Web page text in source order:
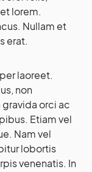
lorem.
Nullam et
erat.
laoreet.
non
orci ac
Etiam vel
Nam vel
lobortis
venenatis. In